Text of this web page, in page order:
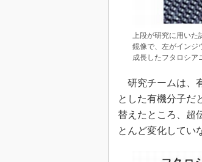
上段が研究に用いた
鏡像で、左がインジ
成長したフタロシア
研究チームは、
とした有機分子だ
替えたところ、超
とんど変化してい